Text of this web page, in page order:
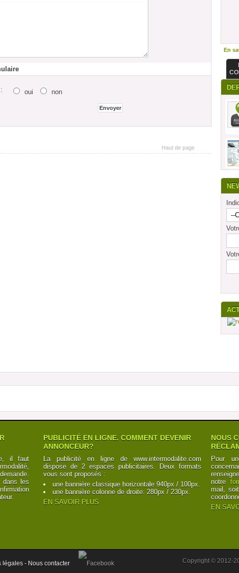
oui non
Haut de page
En
il faut
dans les
PUBLICITÉ EN LIGNE. COMMENT DEVENIR
ANNONCEUR?
La publicité en ligne de www.intermodalite.com
dispose de 2 espaces publicitaires. Deux formats
vous sont proposés :
une bannière classique horizontale 940px / 100px.
une bannière colonne de droite: 280px / 230px.
EN SAVOIR PLUS
NOUS
Pour
notre
mail,
EN
légales - Nous contacter Copyright © 2012-